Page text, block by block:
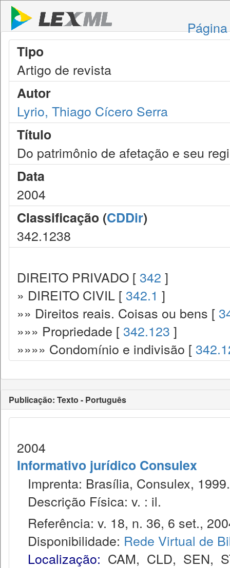
Tipo
Artigo de revista
Autor
Lyrio, Thiago Cícero Serra
Título
Do patrimônio de afetação e seu
Data
2004
Classificação (CDDir)
342.1238
DIREITO PRIVADO [ 342 ]
» DIREITO CIVIL [ 342.1 ]
»» Direitos reais. Coisas ou bens [
»»» Propriedade [ 342.123 ]
»»»» Condomínio e indivisão [
Publicação: Texto - Português
2004
Informativo jurídico Consulex
Imprenta: Brasília, Consulex, 1999.
Descrição Física: v. : il.
Referência: v. 18, n. 36, 6 set.,
Disponibilidade: Rede Virtual de
Localização: CAM, CLD, SEN,